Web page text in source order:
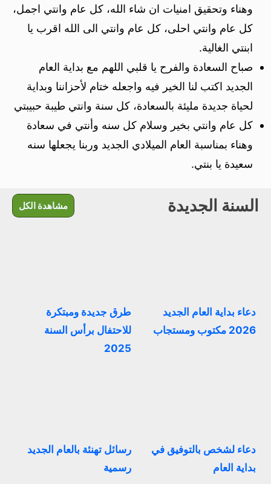
وهناء وتحقيق امنيات ان شاء الله، كل عام وانتي اجمل،
كل عام وانتي احلى، كل عام وانتي الى الله اقرب يا
ابنتي الغالية.
صباح السعادة والفرح يا قلبي اللهم مع بداية العام
الجديد اكتب لنا الخير فيه واجعله ختام لأحزاننا وبداية
لحياة جديدة مليئة بالسعادة، كل سنة وانتي طيبة حبيبتي
كل عام وانتي بخير وسلام كل سنه وأنتي في سعادة
وهناء بمناسبة العام الميلادي الجديد وربنا يجعلها سنه
سعيدة يا بنتي.
السنة الجديدة مشاهدة الكل
دعاء بداية العام الجديد
2026 مكتوب ومستجاب
طرق جديدة ومبتكرة
للاحتفال برأس السنة
2025
دعاء لشخص بالتوفيق في
بداية العام
رسائل تهنئة بالعام الجديد
رسمية